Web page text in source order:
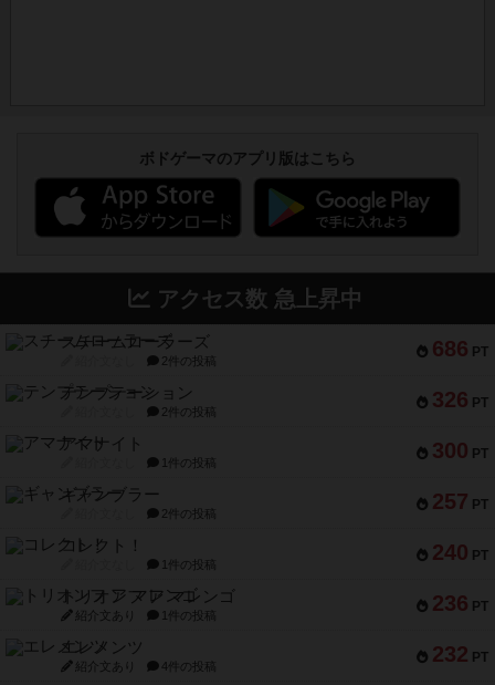
ボドゲーマのアプリ版はこちら
アクセス数 急上昇中
686 PT
スチームローラーズ
2件の投稿
326 PT
テンプテーション
2件の投稿
300 PT
アマナイト
1件の投稿
257 PT
ギャンブラー
2件の投稿
240 PT
コレクト！
1件の投稿
236 PT
トリオンフ ア マレンゴ
紹介文あり 1件の投稿
232 PT
エレメンツ
紹介文あり 4件の投稿